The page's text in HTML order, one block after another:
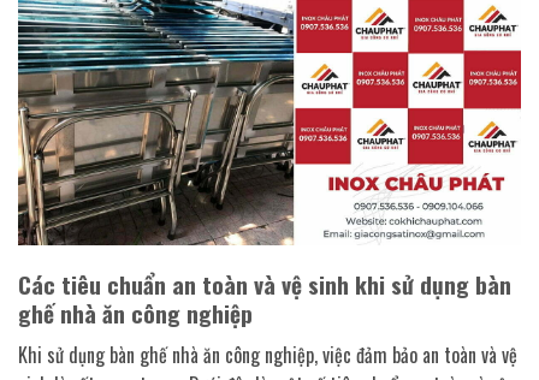
Các tiêu chuẩn an toàn và vệ sinh khi sử dụng bàn
ghế nhà ăn công nghiệp
Khi sử dụng bàn ghế nhà ăn công nghiệp, việc đảm bảo an toàn và vệ